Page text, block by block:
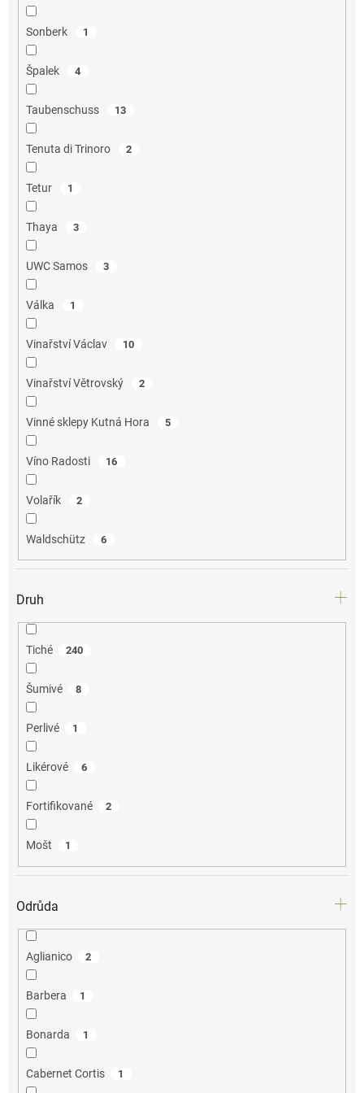
Sonberk 1
Špalek 4
Taubenschuss 13
Tenuta di Trinoro 2
Tetur 1
Thaya 3
UWC Samos 3
Válka 1
Vinařství Václav 10
Vinařství Větrovský 2
Vinné sklepy Kutná Hora 5
Víno Radosti 16
Volařík 2
Waldschütz 6
Druh
Tiché 240
Šumivé 8
Perlivé 1
Likérové 6
Fortifikované 2
Mošt 1
Odrůda
Aglianico 2
Barbera 1
Bonarda 1
Cabernet Cortis 1